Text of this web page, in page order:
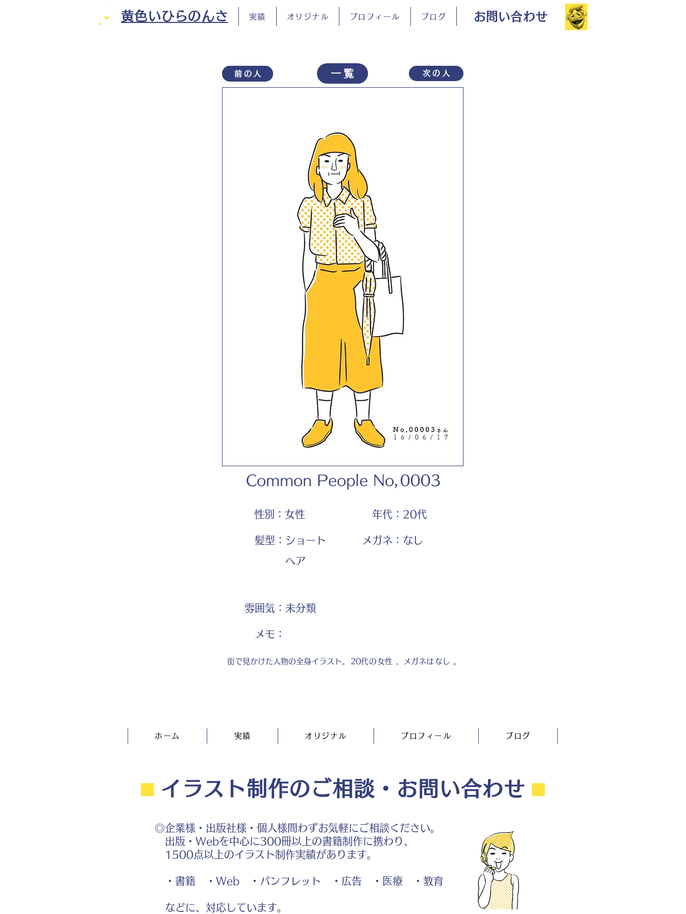
黄色いひらのんさ 実績 オリジナル プロフィール ブログ お問い合わせ
前の人 一覧 次の人
Common People No, 0003
性別： 女性
髪型： ショート
ヘア
年代： 20代
メガネ： なし
雰囲気： 未分類
​メモ：
街で見かけた人物の全身イラスト。 20代の女性 、メガネは なし 。
ホーム 実績 オリジナル プロフィール ブログ
⬛︎ イラスト制作のご相談・お問い合わせ ⬛︎
◎企業様・出版社様・個人様問わずお気軽にご相談ください。
出版・Webを中心に300冊以上の書籍制作に携わり、
1500点以上のイラスト制作実績があります。
・書籍 ・Web ・パンフレット ・広告 ・医療 ・教育
などに、対応しています。